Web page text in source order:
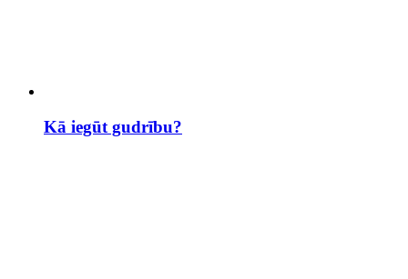
Kā iegūt gudrību?